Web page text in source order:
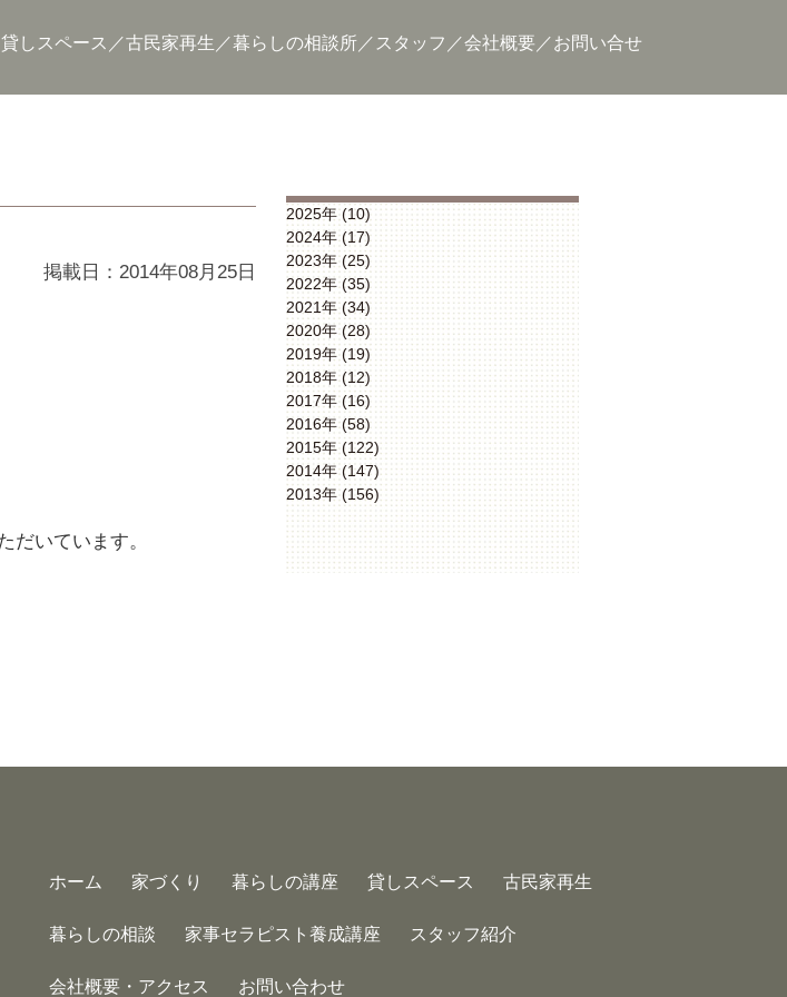
貸しスペース 古民家再生 暮らしの相談所 スタッフ 会社概要 お問い合せ
掲載日：2014年08月25日
だいています。
2025年 (10)
2024年 (17)
2023年 (25)
2022年 (35)
2021年 (34)
2020年 (28)
2019年 (19)
2018年 (12)
2017年 (16)
2016年 (58)
2015年 (122)
2014年 (147)
2013年 (156)
ホーム 家づくり 暮らしの講座 貸しスペース 古民家再生
暮らしの相談 家事セラピスト養成講座 スタッフ紹介
会社概要・アクセス お問い合わせ